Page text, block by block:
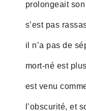
prolongeait
s’est pas
il n’a pas de
mort-né est
est venu
l’obscurité, et